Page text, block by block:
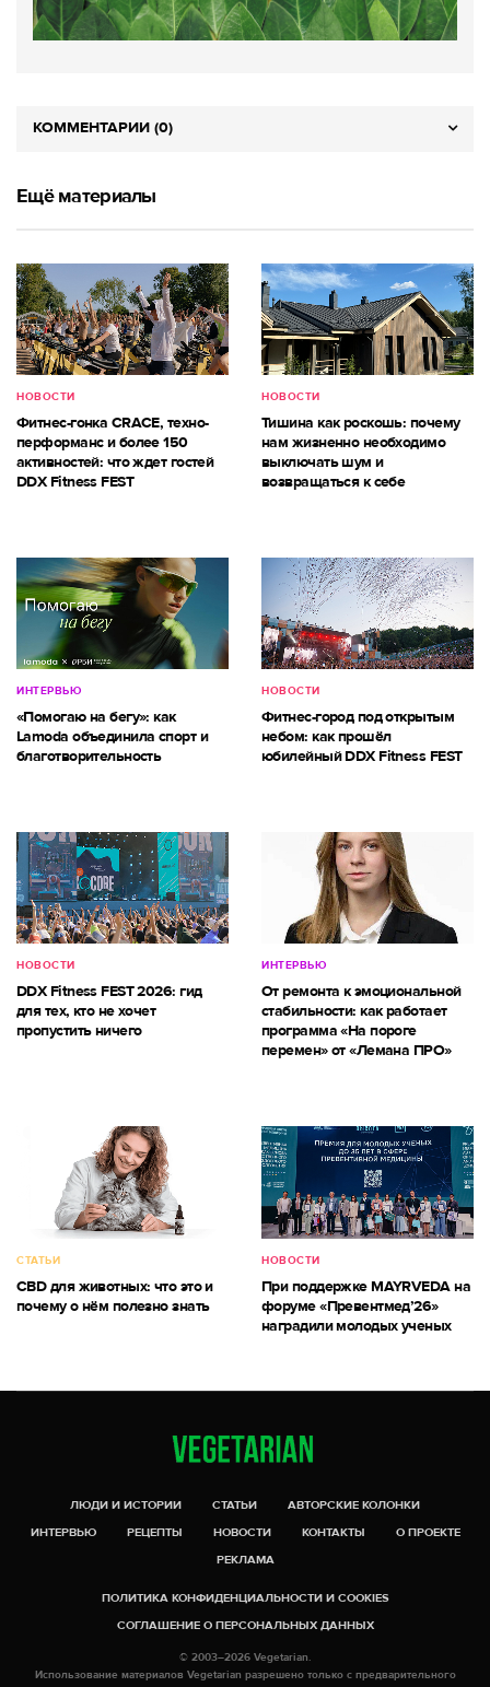
КОММЕНТАРИИ (0)
Ещё материалы
НОВОСТИ
Фитнес-гонка CRACE, техно-
перформанс и более 150
активностей: что ждет гостей
DDX Fitness FEST
НОВОСТИ
Тишина как роскошь: почему
нам жизненно необходимо
выключать шум и
возвращаться к себе
ИНТЕРВЬЮ
«Помогаю на бегу»: как
Lamoda объединила спорт и
благотворительность
НОВОСТИ
Фитнес-город под открытым
небом: как прошёл
юбилейный DDX Fitness FEST
НОВОСТИ
DDX Fitness FEST 2026: гид
для тех, кто не хочет
пропустить ничего
ИНТЕРВЬЮ
От ремонта к эмоциональной
стабильности: как работает
программа «На пороге
перемен» от «Лемана ПРО»
СТАТЬИ
CBD для животных: что это и
почему о нём полезно знать
НОВОСТИ
При поддержке MAYRVEDA на
форуме «Превентмед’26»
наградили молодых ученых
ЛЮДИ И ИСТОРИИ СТАТЬИ
АВТОРСКИЕ КОЛОНКИ
ИНТЕРВЬЮ
РЕЦЕПТЫ НОВОСТИ КОНТАКТЫ
О ПРОЕКТЕ
РЕКЛАМА
ПОЛИТИКА КОНФИДЕНЦИАЛЬНОСТИ И COOKIES
СОГЛАШЕНИЕ О ПЕРСОНАЛЬНЫХ ДАННЫХ
© 2003–2026 Vegetarian.
Использование материалов Vegetarian разрешено только с предварительного